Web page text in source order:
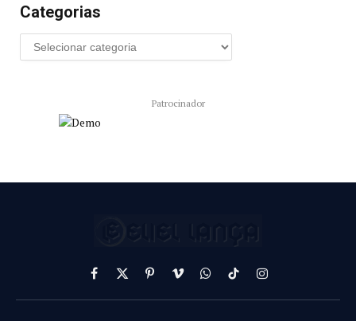
Categorias
Patrocinador
Facebook
X
(Twitter)
PinterestVimeoWhatsApp
TikTokInstagram